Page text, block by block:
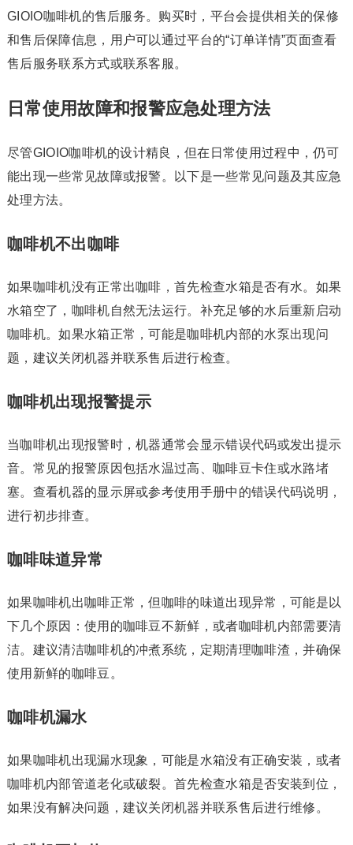
GIOIO咖啡机的售后服务。购买时，平台会提供相关的保修
和售后保障信息，用户可以通过平台的“订单详情”页面查看
售后服务联系方式或联系客服。
日常使用故障和报警应急处理方法
尽管GIOIO咖啡机的设计精良，但在日常使用过程中，仍可
能出现一些常见故障或报警。以下是一些常见问题及其应急
处理方法。
咖啡机不出咖啡
如果咖啡机没有正常出咖啡，首先检查水箱是否有水。如果
水箱空了，咖啡机自然无法运行。补充足够的水后重新启动
咖啡机。如果水箱正常，可能是咖啡机内部的水泵出现问
题，建议关闭机器并联系售后进行检查。
咖啡机出现报警提示
当咖啡机出现报警时，机器通常会显示错误代码或发出提示
音。常见的报警原因包括水温过高、咖啡豆卡住或水路堵
塞。查看机器的显示屏或参考使用手册中的错误代码说明，
进行初步排查。
咖啡味道异常
如果咖啡机出咖啡正常，但咖啡的味道出现异常，可能是以
下几个原因：使用的咖啡豆不新鲜，或者咖啡机内部需要清
洁。建议清洁咖啡机的冲煮系统，定期清理咖啡渣，并确保
使用新鲜的咖啡豆。
咖啡机漏水
如果咖啡机出现漏水现象，可能是水箱没有正确安装，或者
咖啡机内部管道老化或破裂。首先检查水箱是否安装到位，
如果没有解决问题，建议关闭机器并联系售后进行维修。